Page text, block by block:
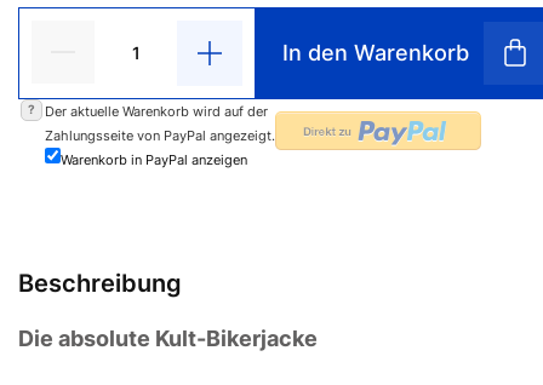
In den Warenkorb
?
Der aktuelle Warenkorb wird auf der
Zahlungsseite von PayPal angezeigt.
Warenkorb in PayPal anzeigen
Beschreibung
Die absolute Kult-Bikerjacke